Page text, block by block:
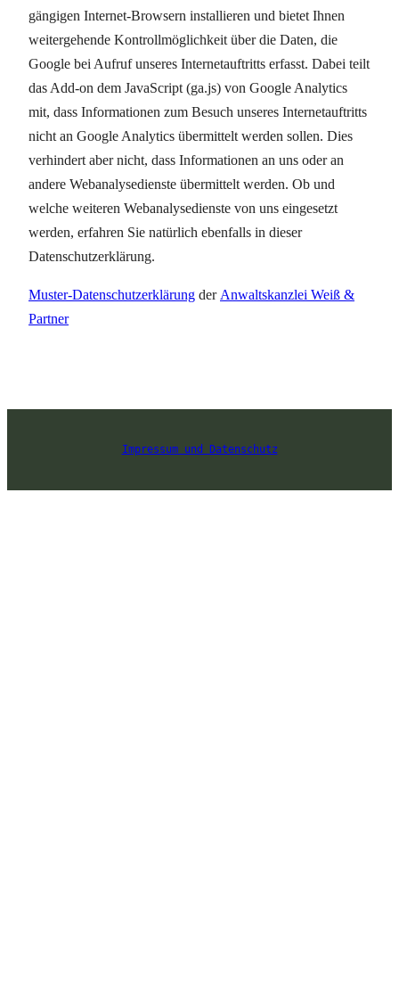
gängigen Internet-Browsern installieren und bietet Ihnen
weitergehende Kontrollmöglichkeit über die Daten, die
Google bei Aufruf unseres Internetauftritts erfasst. Dabei teilt
das Add-on dem JavaScript (ga.js) von Google Analytics
mit, dass Informationen zum Besuch unseres Internetauftritts
nicht an Google Analytics übermittelt werden sollen. Dies
verhindert aber nicht, dass Informationen an uns oder an
andere Webanalysedienste übermittelt werden. Ob und
welche weiteren Webanalysedienste von uns eingesetzt
werden, erfahren Sie natürlich ebenfalls in dieser
Datenschutzerklärung.
Muster-Datenschutzerklärung der Anwaltskanzlei Weiß &
Partner
Impressum und Datenschutz